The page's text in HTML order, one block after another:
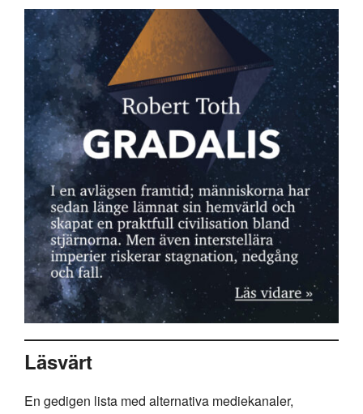
Läsvärt
En gedigen lista med alternativa mediekanaler,